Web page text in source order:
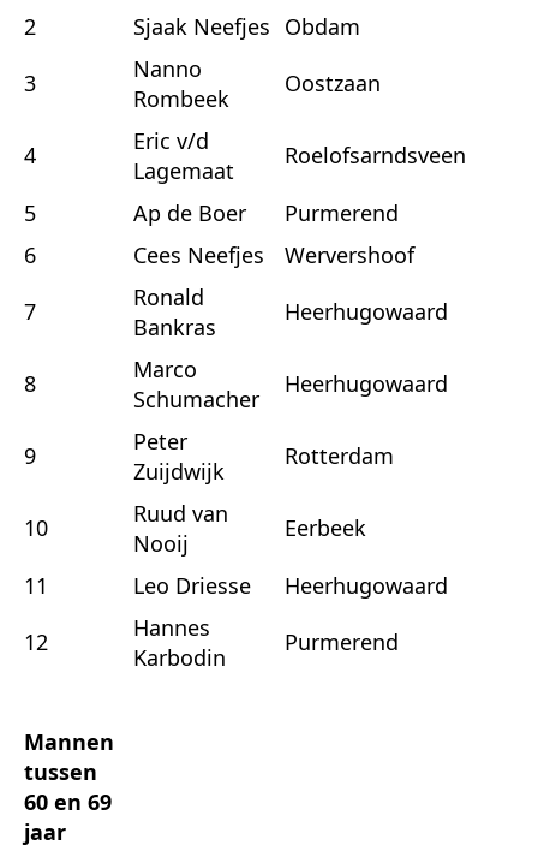
2
Sjaak Neefjes Obdam
3
Nanno
Rombeek
Oostzaan
4
Eric v/d
Lagemaat
Roelofsarndsveen
5
Ap de Boer
Purmerend
6
Cees Neefjes
Wervershoof
7
Ronald
Bankras
Heerhugowaard
8
Marco
Schumacher
Heerhugowaard
9
Peter
Zuijdwijk
Rotterdam
10
Ruud van
Nooij
Eerbeek
11
Leo Driesse
Heerhugowaard
12
Hannes
Karbodin
Purmerend
Mannen
tussen
60 en 69
jaar